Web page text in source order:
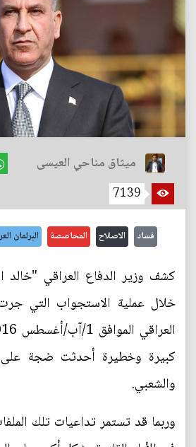
ميثاق مناحي العيسى
7139
فساد الاصلاح المحاصصة البرلمان
كشف وزير الدفاع العراقي "خالد
خلال عملية الاستجواب التي
كبيرة وخطيرة أحدثت ضجة على
والشعبي.
وربما قد تستمر تداعيات تلك